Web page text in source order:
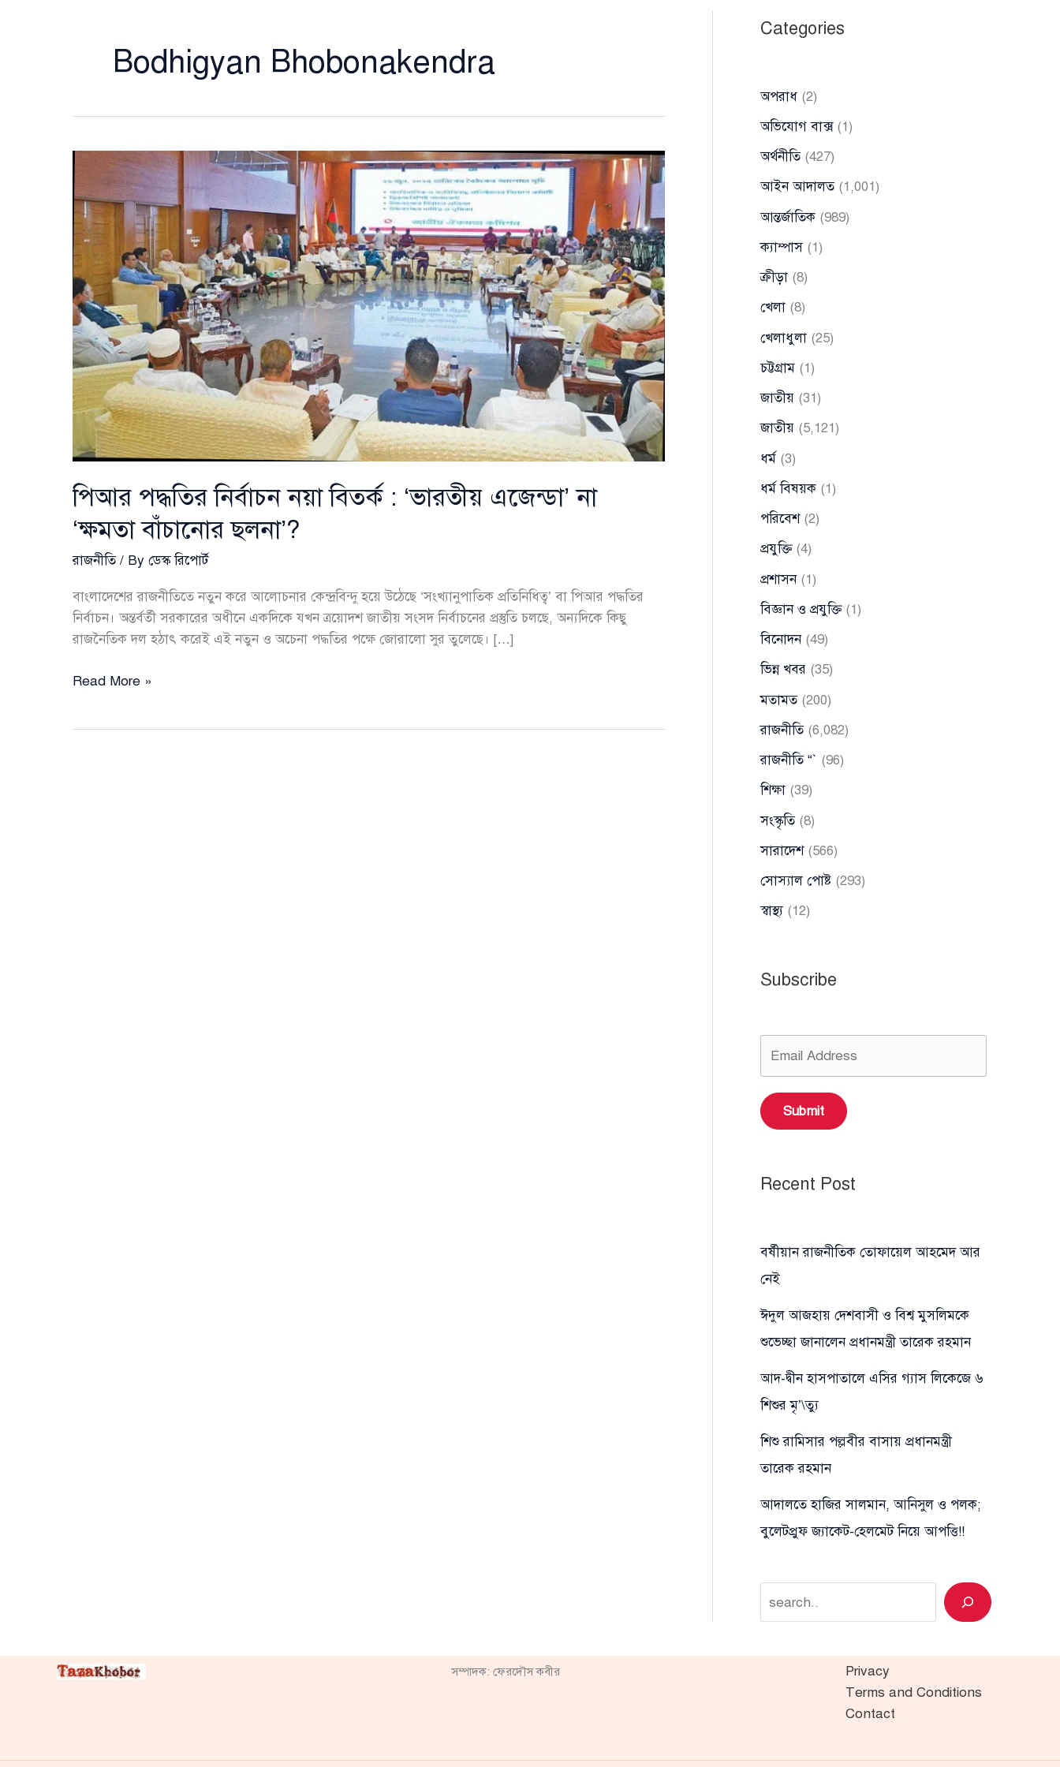
Bodhigyan Bhobonakendra
পিআর পদ্ধতির নির্বাচন নয়া বিতর্ক : ‘ভারতীয় এজেন্ডা’ না
‘ক্ষমতা বাঁচানোর ছলনা’?
রাজনীতি/ By ডেস্ক রিপোর্ট
বাংলাদেশের রাজনীতিতে নতুন করে আলোচনার কেন্দ্রবিন্দু হয়ে উঠেছে ‘সংখ্যানুপাতিক প্রতিনিধিত্ব’ বা পিআর পদ্ধতির
নির্বাচন। অন্তর্বর্তী সরকারের অধীনে একদিকে যখন ত্রয়োদশ জাতীয় সংসদ নির্বাচনের প্রস্তুতি চলছে, অন্যদিকে কিছু
রাজনৈতিক দল হঠাৎ করেই এই নতুন ও অচেনা পদ্ধতির পক্ষে জোরালো সুর তুলেছে। […]
পিআর
Read More »
Categories
অপরাধ (2)
অভিযোগ বাক্স(1)
অর্থনীতি(427)
আইন আদালত(1,001)
আন্তর্জাতিক (989)
ক্যাম্পাস (1)
ক্রীড়া (8)
খেলা (8)
খেলাধুলা (25)
চট্টগ্রাম (1)
জাতীয় (31)
জাতীয় (5,121)
ধর্ম (3)
ধর্ম বিষয়ক (1)
পরিবেশ(2)
প্রযুক্তি(4)
প্রশাসন(1)
বিজ্ঞান ও প্রযুক্তি(1)
বিনোদন(49)
ভিন্ন খবর (35)
মতামত(200)
রাজনীতি(6,082)
রাজনীতি “` (96)
শিক্ষা (39)
সংস্কৃতি(8)
সারাদেশ(566)
সোস্যাল পোষ্ট (293)
স্বাস্থ্য (12)
Subscribe
Submit
Recent Post
বর্ষীয়ান রাজনীতিক তোফায়েল আহমেদ আর
নেই
ঈদুল আজহায় দেশবাসী ও বিশ্ব মুসলিমকে
শুভেচ্ছা জানালেন প্রধানমন্ত্রী তারেক রহমান
আদ-দ্বীন হাসপাতালে এসির গ্যাস লিকেজে ৬
শিশুর মৃ’\ত্যু
শিশু রামিসার পল্লবীর বাসায় প্রধানমন্ত্রী
তারেক রহমান
আদালতে হাজির সালমান, আনিসুল ও পলক;
বুলেটপ্রুফ জ্যাকেট-হেলমেট নিয়ে আপত্তি!!
সম্পাদক: ফেরদৌস কবীর
Privacy
Terms and Conditions
Contact